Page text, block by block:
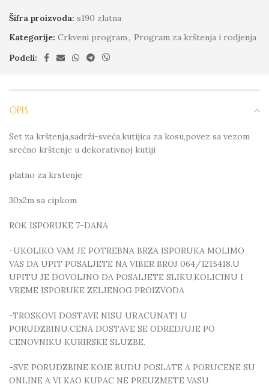
Šifra proizvoda: s190 zlatna
Kategorije: Crkveni program, Program za krštenja i rodjenja
Podeli:
OPIS
Set za krštenja,sadrži-sveća,kutijica za kosu,povez sa vezom
srećno krštenje u dekorativnoj kutiji
platno za krstenje
30x2m sa cipkom
ROK ISPORUKE 7-DANA
-UKOLIKO VAM JE POTREBNA BRZA ISPORUKA MOLIMO
VAS DA UPIT POSALJETE NA VIBER BROJ 064/1215418.U
UPITU JE DOVOLJNO DA POSALJETE SLIKU,KOLICINU I
VREME ISPORUKE ZELJENOG PROIZVODA
-TROSKOVI DOSTAVE NISU URACUNATI U
PORUDZBINU.CENA DOSTAVE SE ODREDJUJE PO
CENOVNIKU KURIRSKE SLUZBE.
-SVE PORUDZBINE KOJE BUDU POSLATE A PORUCENE SU
ONLINE A VI KAO KUPAC NE PREUZMETE VASU